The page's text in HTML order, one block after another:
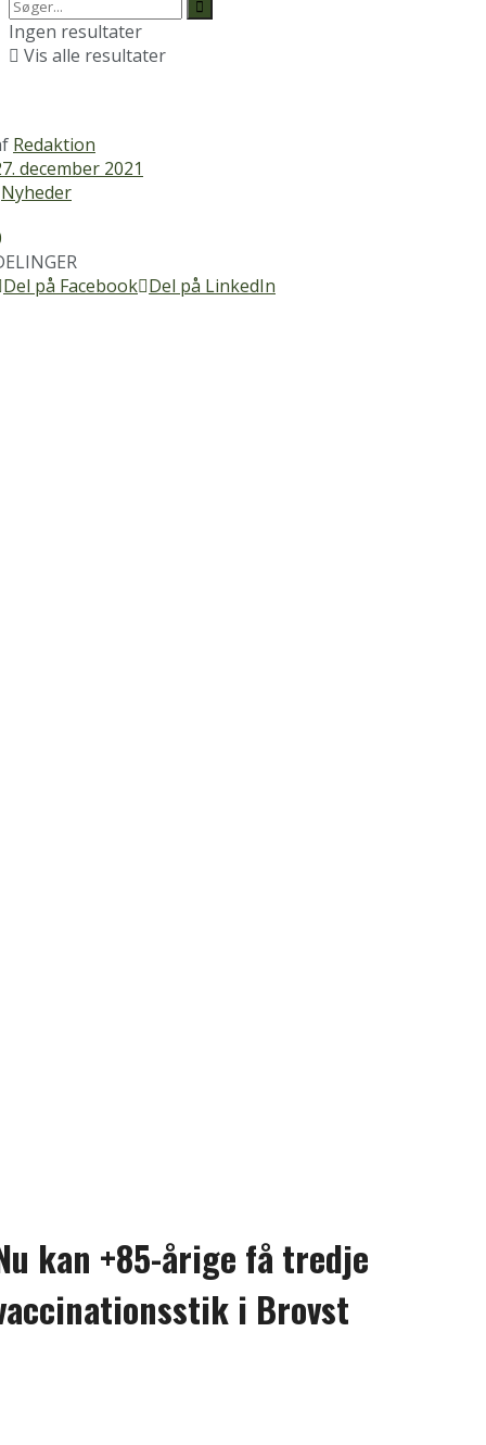
Ingen resultater
Vis alle resultater
Redaktion
december 2021
Nyheder
Del på Facebook Del på LinkedIn
kan +85-årige få tredje
i Brovst